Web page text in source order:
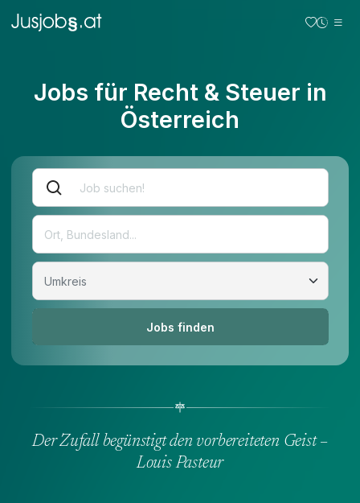
Jobs für Recht & Steuer in
Österreich
Jobs finden
Der Zufall begünstigt den vorbereiteten Geist –
Louis Pasteur